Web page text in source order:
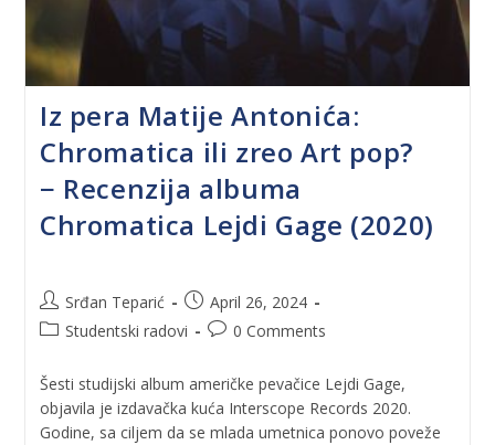
Iz pera Matije Antonića:
Chromatica ili zreo Art pop?
− Recenzija albuma
Chromatica Lejdi Gage (2020)
Srđan Teparić
April 26, 2024
Studentski radovi
0 Comments
Šesti studijski album američke pevačice Lejdi Gage,
objavila je izdavačka kuća Interscope Records 2020.
Godine, sa ciljem da se mlada umetnica ponovo poveže